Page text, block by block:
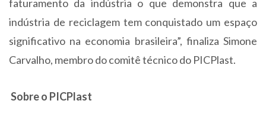
faturamento da indústria o que demonstra que a
indústria de reciclagem tem conquistado um espaço
significativo na economia brasileira”, finaliza Simone
Carvalho, membro do comitê técnico do PICPlast.
Sobre o PICPlast